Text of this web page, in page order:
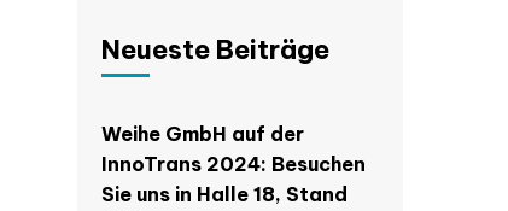
Neueste Beiträge
Weihe GmbH auf der
InnoTrans 2024: Besuchen
Sie uns in Halle 18, Stand